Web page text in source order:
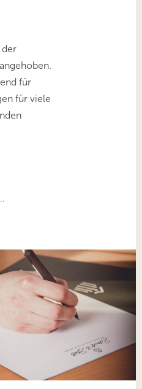
für
für viele